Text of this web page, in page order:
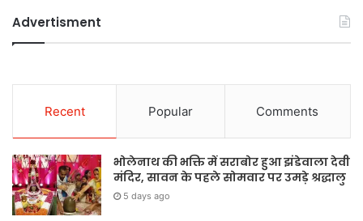
Advertisment
Recent Popular Comments
भोलेनाथ की भक्ति में सराबोर हुआ झंडेवाला देवी
मंदिर, सावन के पहले सोमवार पर उमड़े श्रद्धालु
5 days ago